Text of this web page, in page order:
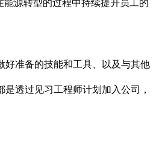
源转型的过程中持续提升员工的
好准备的技能和工具、以及与其他
透过见习工程师计划加入公司，